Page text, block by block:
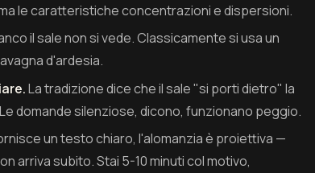
le caratteristiche concentrazioni e dispersioni.
il sale non si vede. Classicamente si usa un
d'ardesia.
La tradizione dice che il sale "si porti dietro" la
domande silenziose, dicono, funzionano peggio.
un testo chiaro, l'alomanzia è proiettiva —
arriva subito. Stai 5-10 minuti col motivo,